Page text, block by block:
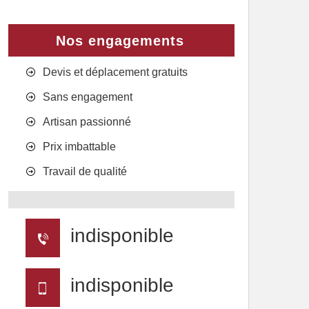
Nos engagements
Devis et déplacement gratuits
Sans engagement
Artisan passionné
Prix imbattable
Travail de qualité
indisponible
indisponible